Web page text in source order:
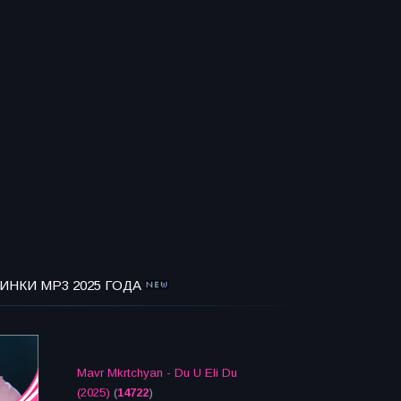
MP3 2025 ГОДА
Mavr Mkrtchyan - Du U Eli Du
(2025) (14722)